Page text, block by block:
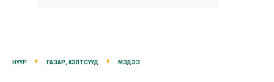
НҮҮР ГАЗАР, ХЭЛТСҮҮД МЭДЭЭ